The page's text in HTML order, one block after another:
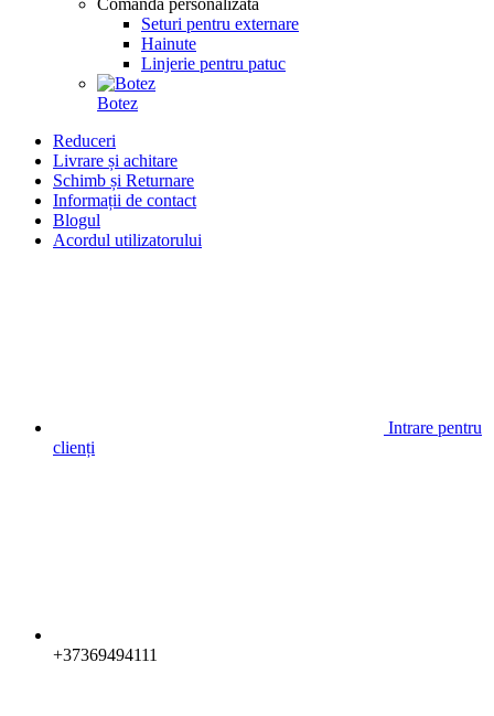
Comanda personalizata
Seturi pentru externare
Hainute
Linjerie pentru patuc
Botez
Reduceri
Livrare și achitare
Schimb și Returnare
Informații de contact
Blogul
Acordul utilizatorului
Intrare pentru
clienți
+37369494111